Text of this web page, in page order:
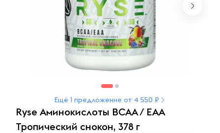
Ещё 1 предложение от 4 550 ₽
Ryse Аминокислоты BCAA / EAA
Тропический снокон, 378 г